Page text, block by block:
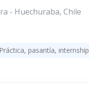
- Huechuraba, Chile
Práctica, pasantía, internship